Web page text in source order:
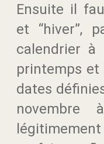
Ensuite il
et “hiver”,
calendrier
printemps et
dates
novembre